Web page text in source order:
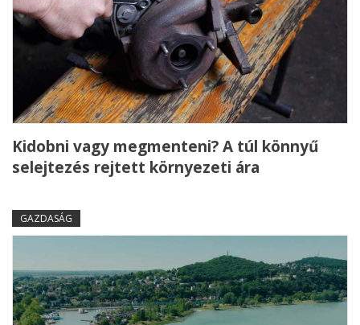
Kidobni vagy megmenteni? A túl könnyű
selejtezés rejtett környezeti ára
GAZDASÁG